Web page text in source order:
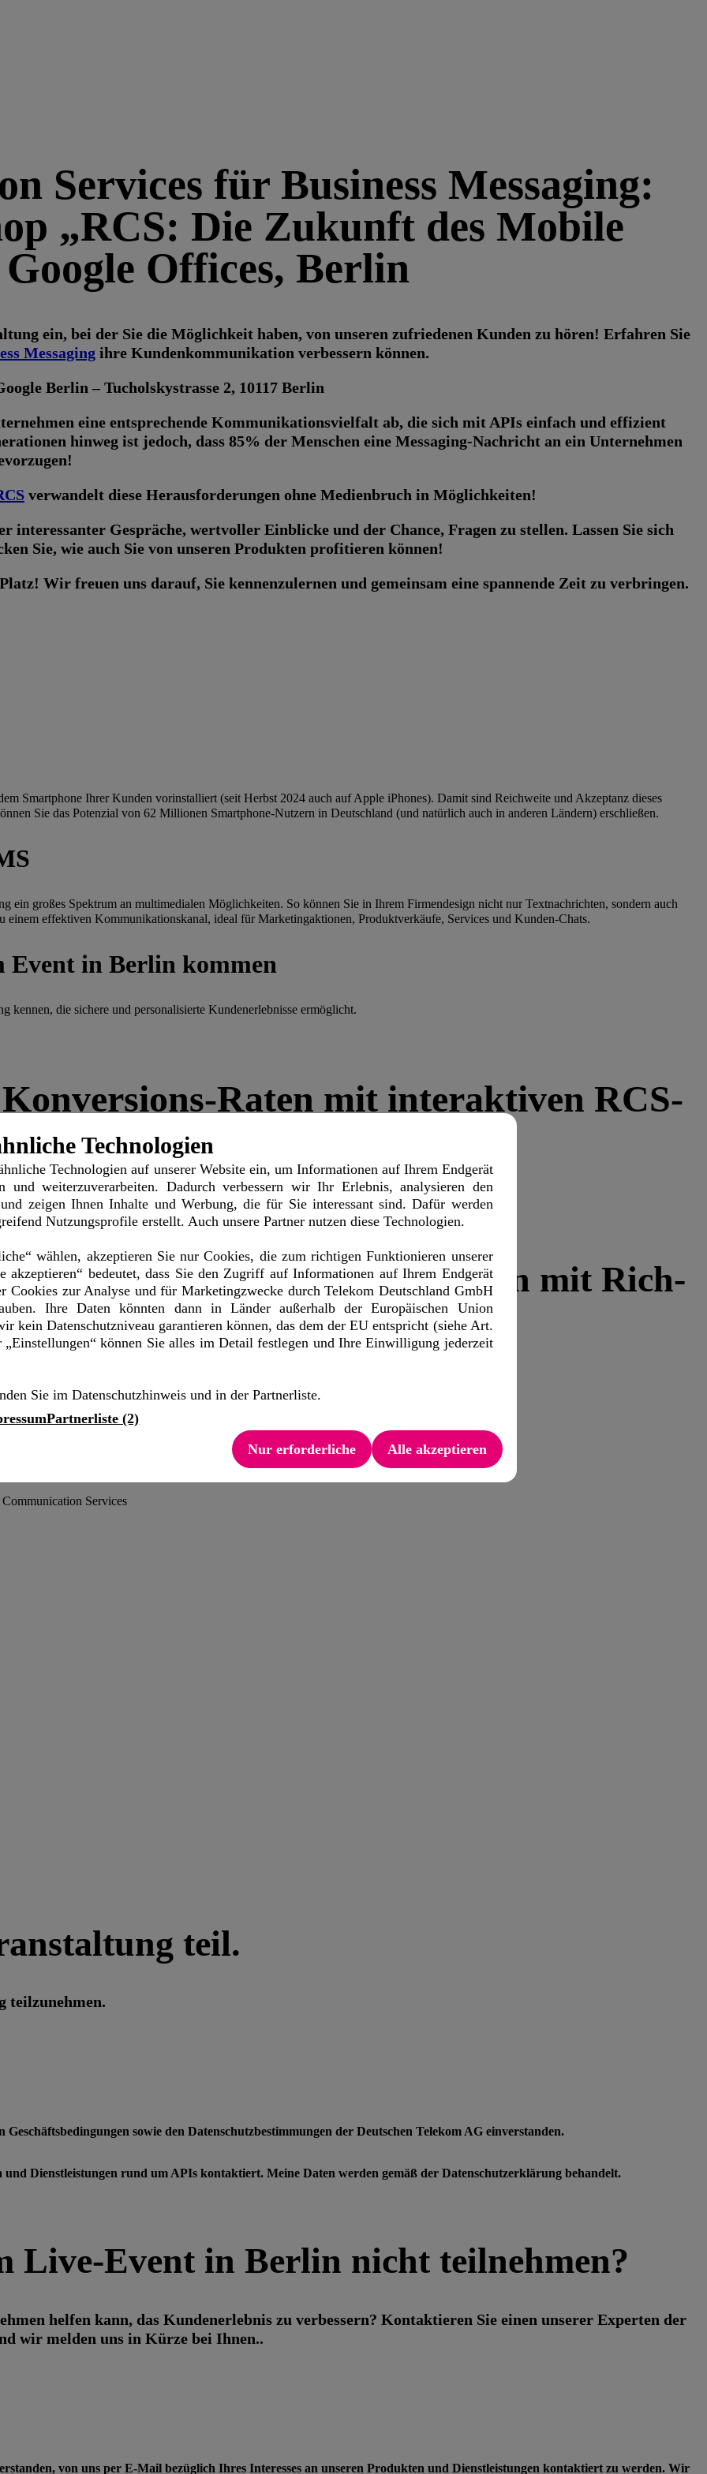
Services für Business Messaging:
„RCS: Die Zukunft des Mobile
Offices, Berlin
ein, bei der Sie die Möglichkeit haben, von unseren zufriedenen Kunden zu hören! Erfahren Sie
Messaging ihre Kundenkommunikation verbessern können.
Berlin – Tucholskystrasse 2, 10117 Berlin
eine entsprechende Kommunikationsvielfalt ab, die sich mit APIs einfach und effizient
hinweg ist jedoch, dass 85% der Menschen eine Messaging-Nachricht an ein Unternehmen
verwandelt diese Herausforderungen ohne Medienbruch in Möglichkeiten!
interessanter Gespräche, wertvoller Einblicke und der Chance, Fragen zu stellen. Lassen Sie sich
Sie, wie auch Sie von unseren Produkten profitieren können!
Wir freuen uns darauf, Sie kennenzulernen und gemeinsam eine spannende Zeit zu verbringen.
Smartphone Ihrer Kunden vorinstalliert (seit Herbst 2024 auch auf Apple iPhones). Damit sind Reichweite und Akzeptanz dieses
Sie das Potenzial von 62 Millionen Smartphone-Nutzern in Deutschland (und natürlich auch in anderen Ländern) erschließen.
ein großes Spektrum an multimedialen Möglichkeiten. So können Sie in Ihrem Firmendesign nicht nur Textnachrichten, sondern auch
effektiven Kommunikationskanal, ideal für Marketingaktionen, Produktverkäufe, Services und Kunden-Chats.
Event in Berlin kommen
kennen, die sichere und personalisierte Kundenerlebnisse ermöglicht.
Raten mit interaktiven RCS-
höhere als bei SMS erzielen,
optimieren,
ist,
zu versenden und vorhandene Opt-in-Daten nutzen.
mobile Kundenkommunikation mit Rich-
(RCS)
Services (RCS) die Kundenkommunikation in Ihrem Unternehmen verändern kann.
Services
teil.
teilzunehmen.
sowie den Datenschutzbestimmungen der Deutschen Telekom AG einverstanden.
Dienstleistungen rund um APIs kontaktiert. Meine Daten werden gemäß der Datenschutzerklärung behandelt.
Live-Event in Berlin nicht teilnehmen?
helfen kann, das Kundenerlebnis zu verbessern? Kontaktieren Sie einen unserer Experten der
wir melden uns in Kürze bei Ihnen..
von uns per E-Mail bezüglich Ihres Interesses an unseren Produkten und Dienstleistungen kontaktiert zu werden. Wir
Technologien
Technologien auf unserer Website ein, um Informationen auf Ihrem Endgerät
und weiterzuverarbeiten. Dadurch verbessern wir Ihr Erlebnis, analysieren den
zeigen Ihnen Inhalte und Werbung, die für Sie interessant sind. Dafür werden
Nutzungsprofile erstellt. Auch unsere Partner nutzen diese Technologien.
wählen, akzeptieren Sie nur Cookies, die zum richtigen Funktionieren unserer
akzeptieren“ bedeutet, dass Sie den Zugriff auf Informationen auf Ihrem Endgerät
Cookies zur Analyse und für Marketingzwecke durch Telekom Deutschland GmbH
Ihre Daten könnten dann in Länder außerhalb der Europäischen Union
kein Datenschutzniveau garantieren können, das dem der EU entspricht (siehe Art.
können Sie alles im Detail festlegen und Ihre Einwilligung jederzeit
Sie im Datenschutzhinweis und in der Partnerliste.
Partnerliste (2)
Nur erforderliche Alle akzeptieren